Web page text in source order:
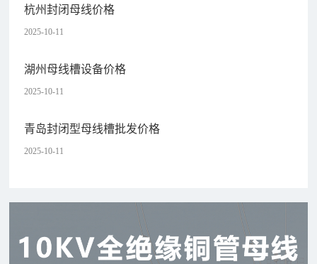
杭州封闭母线价格
2025-10-11
湖州母线槽设备价格
2025-10-11
青岛封闭型母线槽批发价格
2025-10-11